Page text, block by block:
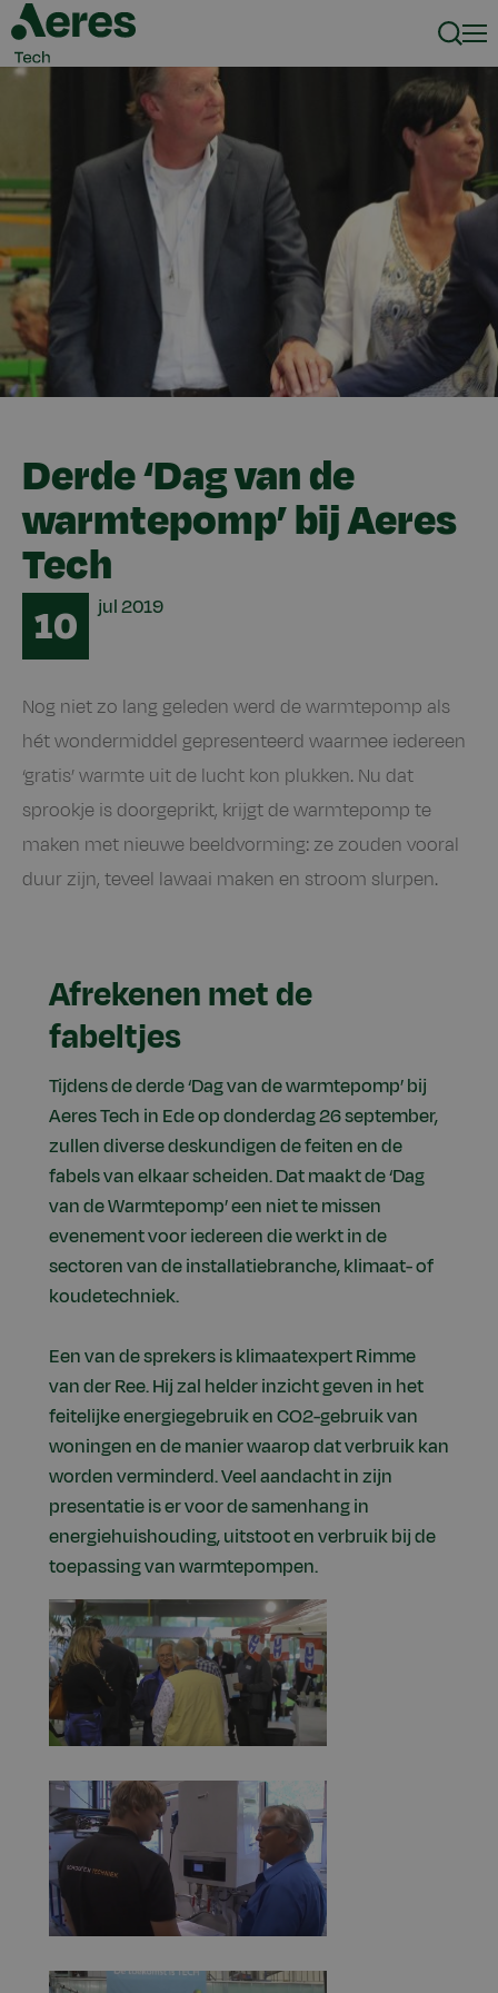
Derde ‘Dag van de
warmtepomp’ bij Aeres
Tech
10 jul2019
Nog niet zo lang geleden werd de warmtepomp als
hét wondermiddel gepresenteerd waarmee iedereen
‘gratis’ warmte uit de lucht kon plukken. Nu dat
sprookje is doorgeprikt, krijgt de warmtepomp te
maken met nieuwe beeldvorming: ze zouden vooral
duur zijn, teveel lawaai maken en stroom slurpen.
Afrekenen met de
fabeltjes
Tijdens de derde ‘Dag van de warmtepomp’ bij
Aeres Tech in Ede op donderdag 26 september,
zullen diverse deskundigen de feiten en de
fabels van elkaar scheiden. Dat maakt de ‘Dag
van de Warmtepomp’ een niet te missen
evenement voor iedereen die werkt in de
sectoren van de installatiebranche, klimaat- of
koudetechniek.
Een van de sprekers is klimaatexpert Rimme
van der Ree. Hij zal helder inzicht geven in het
feitelijke energiegebruik en CO2-gebruik van
woningen en de manier waarop dat verbruik kan
worden verminderd. Veel aandacht in zijn
presentatie is er voor de samenhang in
energiehuishouding, uitstoot en verbruik bij de
toepassing van warmtepompen.